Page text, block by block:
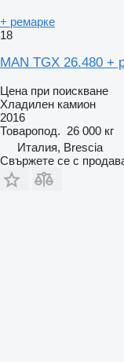
+ ремарке
18
MAN TGX 26.480 +
Цена при поискване
Хладилен камион
2016
Товаропод. 26 000 кг
Италия, Brescia
Свържете се с